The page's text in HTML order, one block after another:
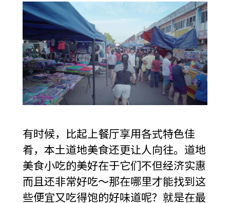
有时候，比起上餐厅享用各式特色佳
肴，本土道地美食还更让人向往。道地
美食小吃的美好在于它们不但经济实惠
而且还非常好吃～那在哪里才能找到这
些便宜又吃得饱的好味道呢？就是在最